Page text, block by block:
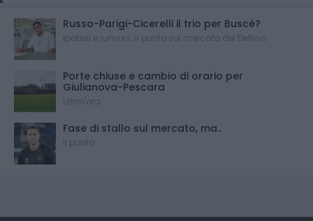
Russo-Parigi-Cicerelli il trio per Buscè?
Ipotesi e rumors: il punto sul mercato del Delfino
Porte chiuse e cambio di orario per
Giulianova-Pescara
Ultim'ora
Fase di stallo sul mercato, ma..
Il punto